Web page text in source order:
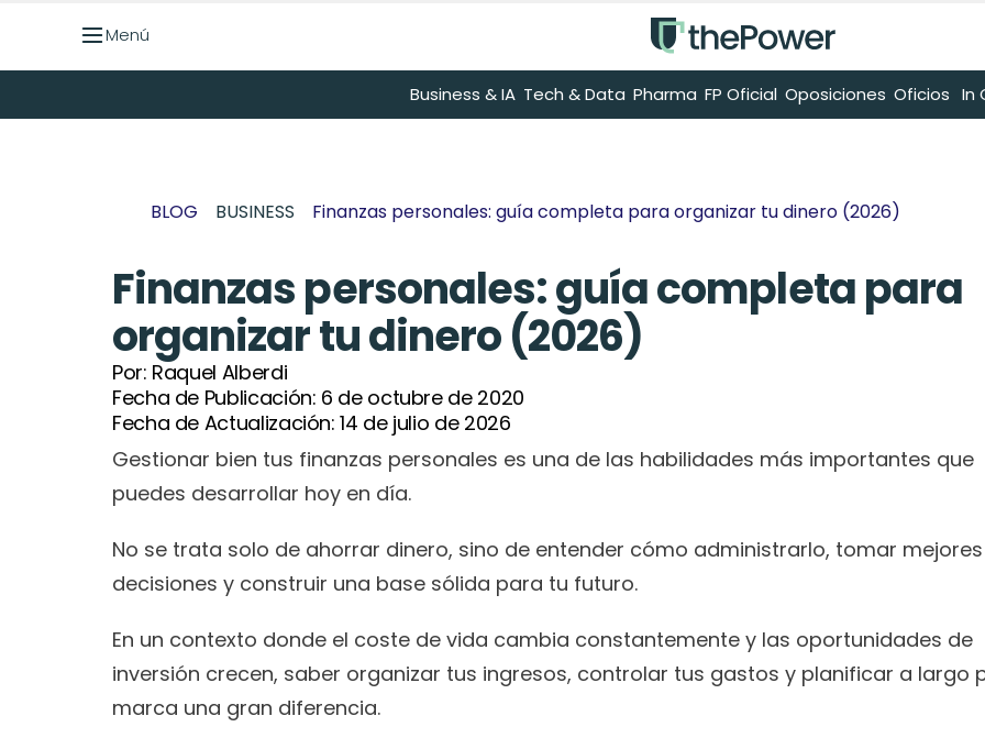
Menú
Business & IA Tech & Data Pharma FP Oficial Oposiciones Oficios In
BLOG BUSINESS Finanzas personales: guía completa para organizar tu dinero (2026)
Finanzas personales: guía completa para
organizar tu dinero (2026)
Por: Raquel Alberdi
Fecha de Publicación: 6 de octubre de 2020
Fecha de Actualización: 14 de julio de 2026
Gestionar bien tus finanzas personales es una de las habilidades más importantes que
puedes desarrollar hoy en día.
No se trata solo de ahorrar dinero, sino de entender cómo administrarlo, tomar mejores
decisiones y construir una base sólida para tu futuro.
En un contexto donde el coste de vida cambia constantemente y las oportunidades de
inversión crecen, saber organizar tus ingresos, controlar tus gastos y planificar a largo
marca una gran diferencia.